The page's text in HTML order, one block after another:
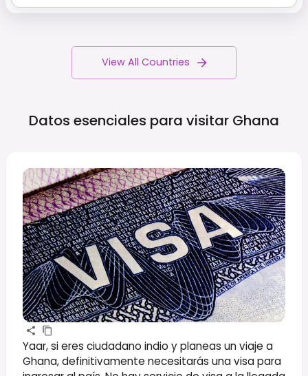
View All Countries
Datos esenciales para visitar Ghana
Yaar, si eres ciudadano indio y planeas un viaje a
Ghana, definitivamente necesitarás una visa para